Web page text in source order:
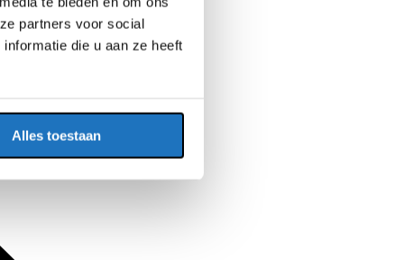
partners voor social
die u aan ze heeft
Alles toestaan